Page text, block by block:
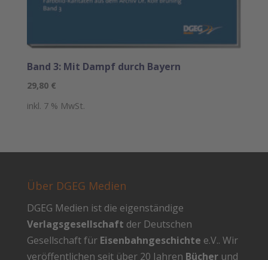
Band 3: Mit Dampf durch Bayern
29,80 €
inkl. 7 % MwSt.
Über DGEG Medien
DGEG Medien ist die eigenständige
Verlagsgesellschaft der Deutschen
Gesellschaft für Eisenbahngeschichte e.V.. Wir
veröffentlichen seit über 20 Jahren Bücherund